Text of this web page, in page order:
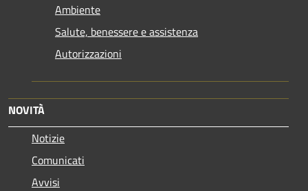
Ambiente
Salute, benessere e assistenza
Autorizzazioni
NOVITÀ
Notizie
Comunicati
Avvisi